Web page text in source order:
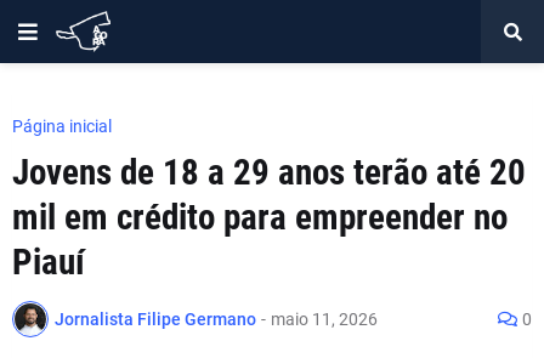
Página inicial
Jovens de 18 a 29 anos terão até 20
mil em crédito para empreender no
Piauí
Jornalista Filipe Germano - maio 11, 2026 0